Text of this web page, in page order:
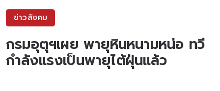
ข่าวสังคม
กรมอุตุฯเผย พายุหินหนามหน่อ ทวี
กำลังแรงเป็นพายุไต้ฝุ่นแล้ว